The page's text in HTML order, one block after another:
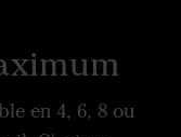
en 4, 6, 8 ou